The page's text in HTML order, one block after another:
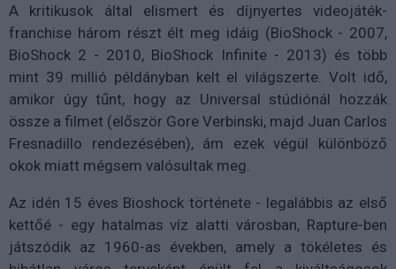
A kritikusok által elismert és díjnyertes videojáték-
franchise három részt élt meg idáig (BioShock - 2007,
BioShock 2 - 2010, BioShock Infinite - 2013) és több
mint 39 millió példányban kelt el világszerte. Volt idő,
amikor úgy tűnt, hogy az Universal stúdiónál hozzák
össze a filmet (először Gore Verbinski, majd Juan Carlos
Fresnadillo rendezésében), ám ezek végül különböző
okok miatt mégsem valósultak meg.
Az idén 15 éves Bioshock története - legalábbis az első
kettőé - egy hatalmas víz alatti városban, Rapture-ben
játszódik az 1960-as években, amely a tökéletes és